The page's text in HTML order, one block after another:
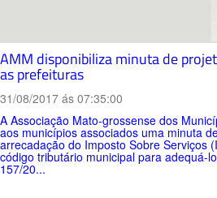
AMM disponibiliza minuta de
as prefeituras
31/08/2017 ás 07:35:00
A Associação Mato-grossense dos
aos municípios associados uma minuta
arrecadação do Imposto Sobre Serviços
código tributário municipal para adequá-
157/20...